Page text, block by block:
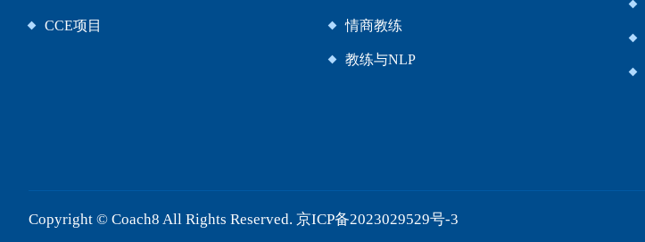
CCE项目 情商教练
教练与NLP
Copyright © Coach8 All Rights Reserved. 京ICP备2023029529号-3